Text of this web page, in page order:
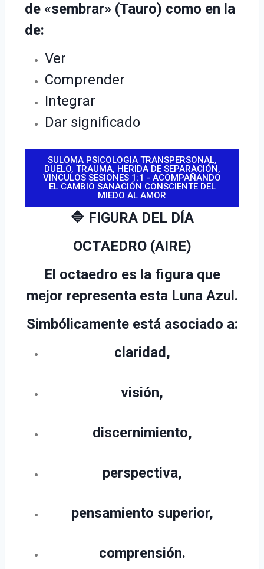
de «sembrar» (Tauro) como en la
de:
Ver
Comprender
Integrar
Dar significado
SULOMA PSICOLOGIA TRANSPERSONAL,
DUELO, TRAUMA, HERIDA DE SEPARACIÓN,
VINCULOS SESIONES 1:1 - ACOMPAÑANDO
EL CAMBIO SANACIÓN CONSCIENTE DEL
MIEDO AL AMOR
🔷 FIGURA DEL DÍA
OCTAEDRO (AIRE)
El octaedro es la figura que
mejor representa esta Luna Azul.
Simbólicamente está asociado a:
claridad,
visión,
discernimiento,
perspectiva,
pensamiento superior,
comprensión.